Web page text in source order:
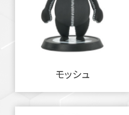
モッシュ